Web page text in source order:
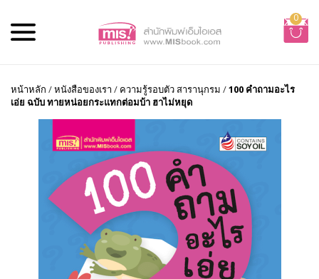
0
หน้าหลัก /หนังสือของเรา / ความรู้รอบตัว สารานุกรม /100 คำถามอะไร
เอ่ย ฉบับ ทายหน่อยกระแทกต่อมบ้า ฮาไม่หยุด